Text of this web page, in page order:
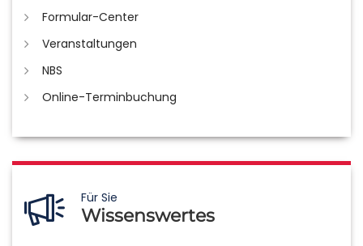
Formular-Center
Veranstaltungen
NBS
Online-Terminbuchung
Für Sie
Wissenswertes